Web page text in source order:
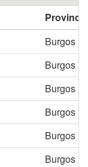
Provincia
Burgos
Burgos
Burgos
Burgos
Burgos
Burgos